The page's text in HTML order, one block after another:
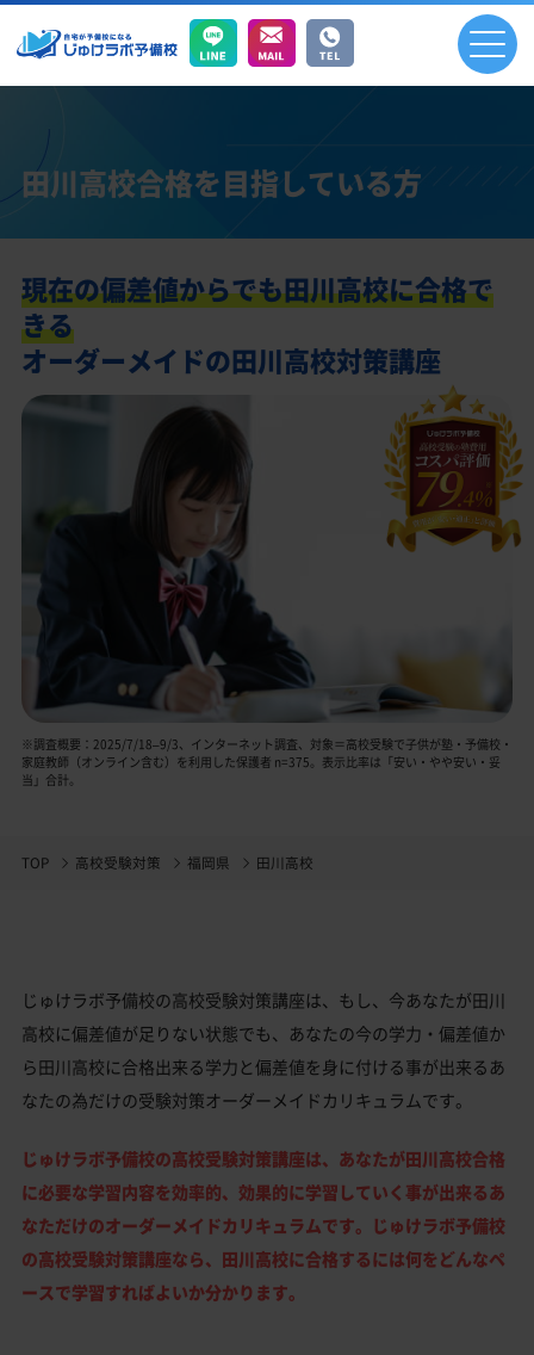
田川高校合格を目指している方
現在の偏差値からでも田川高校に合格で
きる
オーダーメイドの田川高校対策講座
※調査概要：2025/7/18–9/3、インターネット調査、対象＝高校受験で子供が塾・予備校・
家庭教師（オンライン含む）を利用した保護者 n=375。表示比率は「安い・やや安い・妥
当」合計。
TOP 高校受験対策 福岡県 田川高校
じゅけラボ予備校の高校受験対策講座は、もし、今あなたが田川
高校に偏差値が足りない状態でも、あなたの今の学力・偏差値か
ら田川高校に合格出来る学力と偏差値を身に付ける事が出来るあ
なたの為だけの受験対策オーダーメイドカリキュラムです。
じゅけラボ予備校の高校受験対策講座は、あなたが田川高校合格
に必要な学習内容を効率的、効果的に学習していく事が出来るあ
なただけのオーダーメイドカリキュラムです。じゅけラボ予備校
の高校受験対策講座なら、田川高校に合格するには何をどんなペ
ースで学習すればよいか分かります。